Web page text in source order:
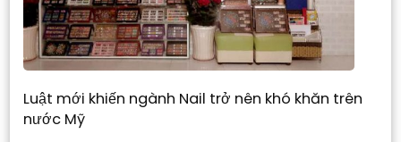
Luật mới khiến ngành Nail trở nên khó khăn trên
nước Mỹ